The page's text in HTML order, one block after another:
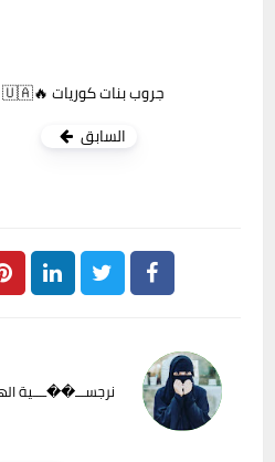
جروب بنات كوريات 🔥🇺🇦
السابق
نرجســـ��ــــية